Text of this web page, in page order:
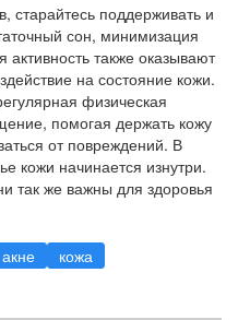
старайтесь поддерживать и
сон, минимизация
также оказывают
на состояние кожи.
физическая
помогая держать кожу
от повреждений. В
кожи начинается изнутри.
так же важны для здоровья
акне кожа